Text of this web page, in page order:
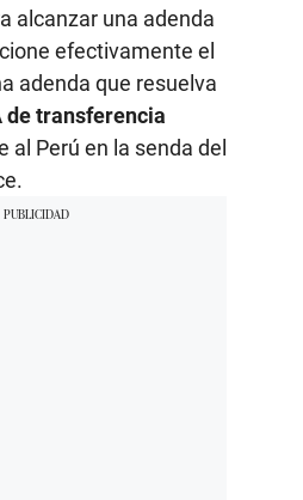
alcanzar una adenda
efectivamente el
adenda que resuelva
de transferencia
al Perú en la senda del